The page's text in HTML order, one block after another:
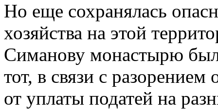
Но еще сохранялась
хозяйства на этой
Симанову монастырю
тот, в связи с разорением
от уплаты податей на